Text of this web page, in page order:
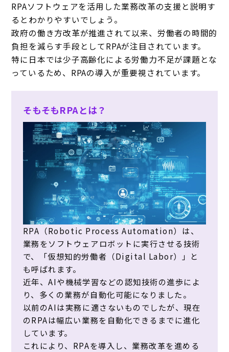
RPAソフトウェアを活用した業務改革の支援と説明す
るとわかりやすいでしょう。
政府の働き方改革が推進されて以来、労働者の時間的
負担を減らす手段としてRPAが注目されています。
特に日本では少子高齢化による労働力不足が課題とな
っているため、RPAの導入が重要視されています。
そもそもRPAとは？
RPA（Robotic Process Automation）は、
業務をソフトウェアロボットに実行させる技術
で、「仮想知的労働者（Digital Labor）」と
も呼ばれます。
近年、AIや機械学習などの認知技術の進歩によ
り、多くの業務が自動化可能になりました。
以前のAIは実務に適さないものでしたが、現在
のRPAは幅広い業務を自動化できるまでに進化
しています。
これにより、RPAを導入し、業務改革を進める